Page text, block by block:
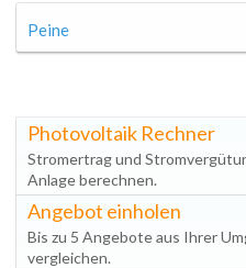
Peine
Photovoltaik Rechner
Stromertrag und
Anlage berechnen.
Angebot einholen
Bis zu 5 Angebote aus Ihrer
vergleichen.